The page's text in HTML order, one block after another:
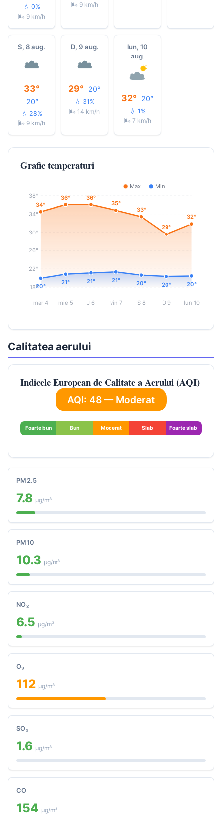
💧 0%
🌬 9 km/h
🌬 9 km/h
S, 8 aug.
33°
20°
💧 28%
🌬 9 km/h
D, 9 aug.
29° 20°
💧 31%
🌬 14 km/h
lun, 10
aug.
32° 20°
💧 1%
🌬 7 km/h
Grafic temperaturi
18°
22°
26°
30°
34°
38°
34°
36°
36°
35°
33°
29°
32°
20°
21° 21° 21° 20° 20° 20°
mar 4 mie 5 J 6 vin 7 S 8 D 9 lun 10
Max Min
Calitatea aerului
Indicele European de Calitate a Aerului (AQI)
AQI: 48 — Moderat
Foarte bun Bun Moderat Slab Foarte slab
PM2.5
7.8 μg/m³
PM10
10.3 μg/m³
NO₂
6.5 μg/m³
O₃
112 μg/m³
SO₂
1.6 μg/m³
CO
154 μg/m³